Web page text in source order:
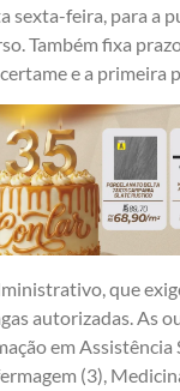
sexta-feira, para a
Também fixa
e a primeira
que
autorizadas. As
em Assistência
(3),